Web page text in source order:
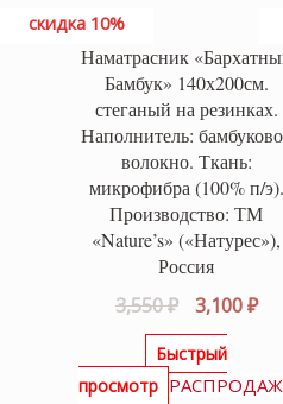
скидка 10%
Наматрасник
Бамбук» 140х200см.
стеганый на резинках.
Наполнитель:
волокно. Ткань:
микрофибра (100% п/э).
Производство: ТМ
«Nature’s» («Натурес»),
Россия
3,550₽
цена
составляла
3,550 ₽.
3,100₽
Быстрый
просмотр